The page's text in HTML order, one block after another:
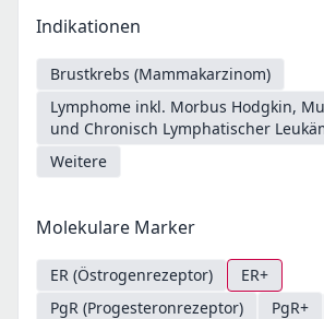
Indikationen
Brustkrebs (Mammakarzinom)
Lymphome inkl. Morbus Hodgkin,
und Chronisch Lymphatischer
Weitere
Molekulare Marker
ER (Östrogenrezeptor)
ER+
PgR (Progesteronrezeptor)
PgR+